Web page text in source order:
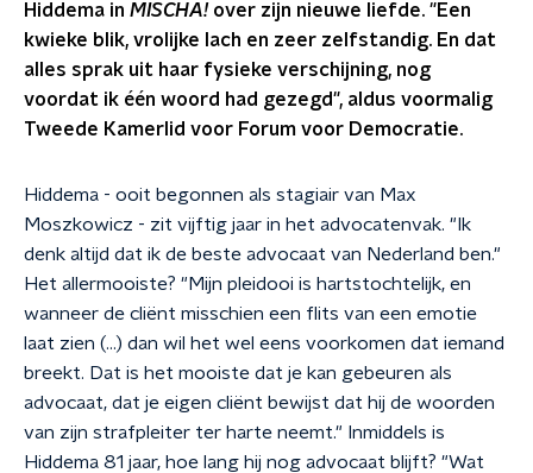
Hiddema in MISCHA! over zijn nieuwe liefde. "Een
kwieke blik, vrolijke lach en zeer zelfstandig. En dat
alles sprak uit haar fysieke verschijning, nog
voordat ik één woord had gezegd", aldus voormalig
Tweede Kamerlid voor Forum voor Democratie.
Hiddema - ooit begonnen als stagiair van Max
Moszkowicz - zit vijftig jaar in het advocatenvak. "Ik
denk altijd dat ik de beste advocaat van Nederland ben."
Het allermooiste? "Mijn pleidooi is hartstochtelijk, en
wanneer de cliënt misschien een flits van een emotie
laat zien (...) dan wil het wel eens voorkomen dat iemand
breekt. Dat is het mooiste dat je kan gebeuren als
advocaat, dat je eigen cliënt bewijst dat hij de woorden
van zijn strafpleiter ter harte neemt." Inmiddels is
Hiddema 81 jaar, hoe lang hij nog advocaat blijft? "Wat